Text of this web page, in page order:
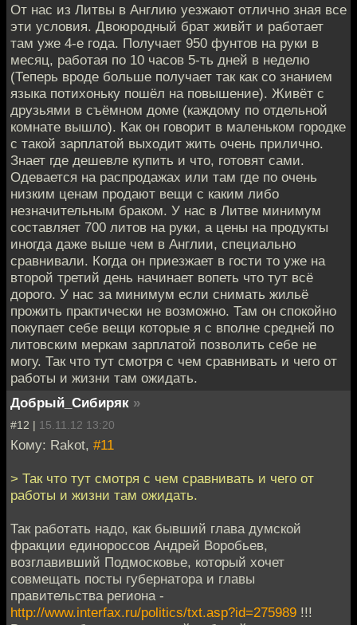
От нас из Литвы в Англию уезжают отлично зная все
эти условия. Двоюродный брат живйт и работает
там уже 4-е года. Получает 950 фунтов на руки в
месяц, работая по 10 часов 5-ть дней в неделю
(Теперь вроде больше получает так как со знанием
языка потихоньку пошёл на повышение). Живёт с
друзьями в съёмном доме (каждому по отдельной
комнате вышло). Как он говорит в маленьком городке
с такой зарплатой выходит жить очень прилично.
Знает где дешевле купить и что, готовят сами.
Одевается на распродажах или там где по очень
низким ценам продают вещи с каким либо
незначительным браком. У нас в Литве минимум
составляет 700 литов на руки, а цены на продукты
иногда даже выше чем в Англии, специально
сравнивали. Когда он приезжает в гости то уже на
второй третий день начинает вопеть что тут всё
дорого. У нас за минимум если снимать жильё
прожить практически не возможно. Там он спокойно
покупает себе вещи которые я с вполне средней по
литовским меркам зарплатой позволить себе не
могу. Так что тут смотря с чем сравнивать и чего от
работы и жизни там ожидать.
Добрый_Сибиряк »
#12 | 15.11.12 13:20
Кому: Rakot, #11
> Так что тут смотря с чем сравнивать и чего от
работы и жизни там ожидать.
Так работать надо, как бывший глава думской
фракции единороссов Андрей Воробьев,
возглавивший Подмосковье, который хочет
совмещать посты губернатора и главы
правительства региона -
http://www.interfax.ru/politics/txt.asp?id=275989 !!!